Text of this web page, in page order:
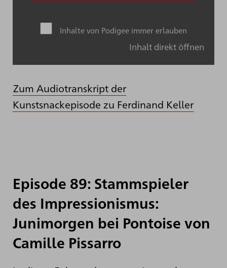
Inhalte von Podigee immer erlauben
Inhalt direkt öffnen
Zum Audiotranskript der
Kunstsnackepisode zu Ferdinand Keller
Episode 89: Stammspieler
des Impressionismus:
Junimorgen bei Pontoise von
Camille Pissarro